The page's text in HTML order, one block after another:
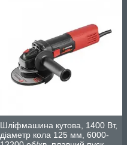
Шліфмашина кутова, 1400 Вт,
діаметр кола 125 мм, 6000-